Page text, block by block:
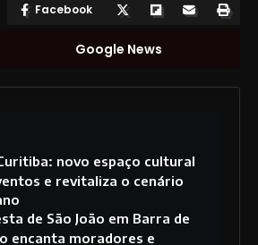
Facebook
Google News
novo espaço cultural
e revitaliza o cenário
de São João em Barra de
encanta moradores e